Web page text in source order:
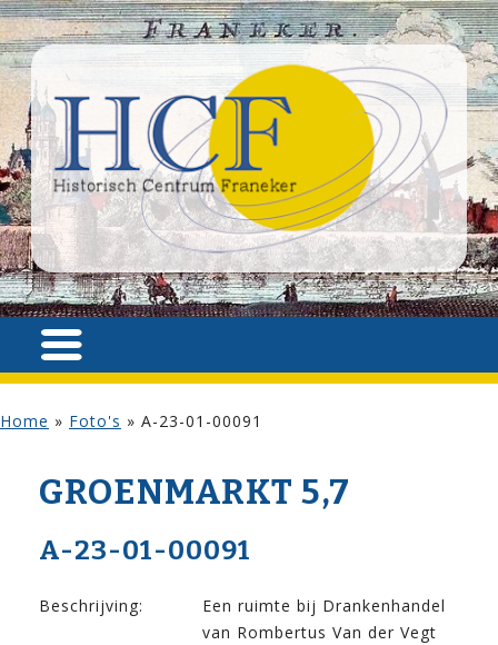
Home » Foto's » A-23-01-00091
GROENMARKT 5,7
A-23-01-00091
Beschrijving:
Een ruimte bij Drankenhandel
van Rombertus Van der Vegt